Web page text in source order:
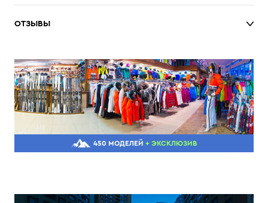
ОТЗЫВЫ
450 МОДЕЛЕЙ + ЭКСКЛЮЗИВ